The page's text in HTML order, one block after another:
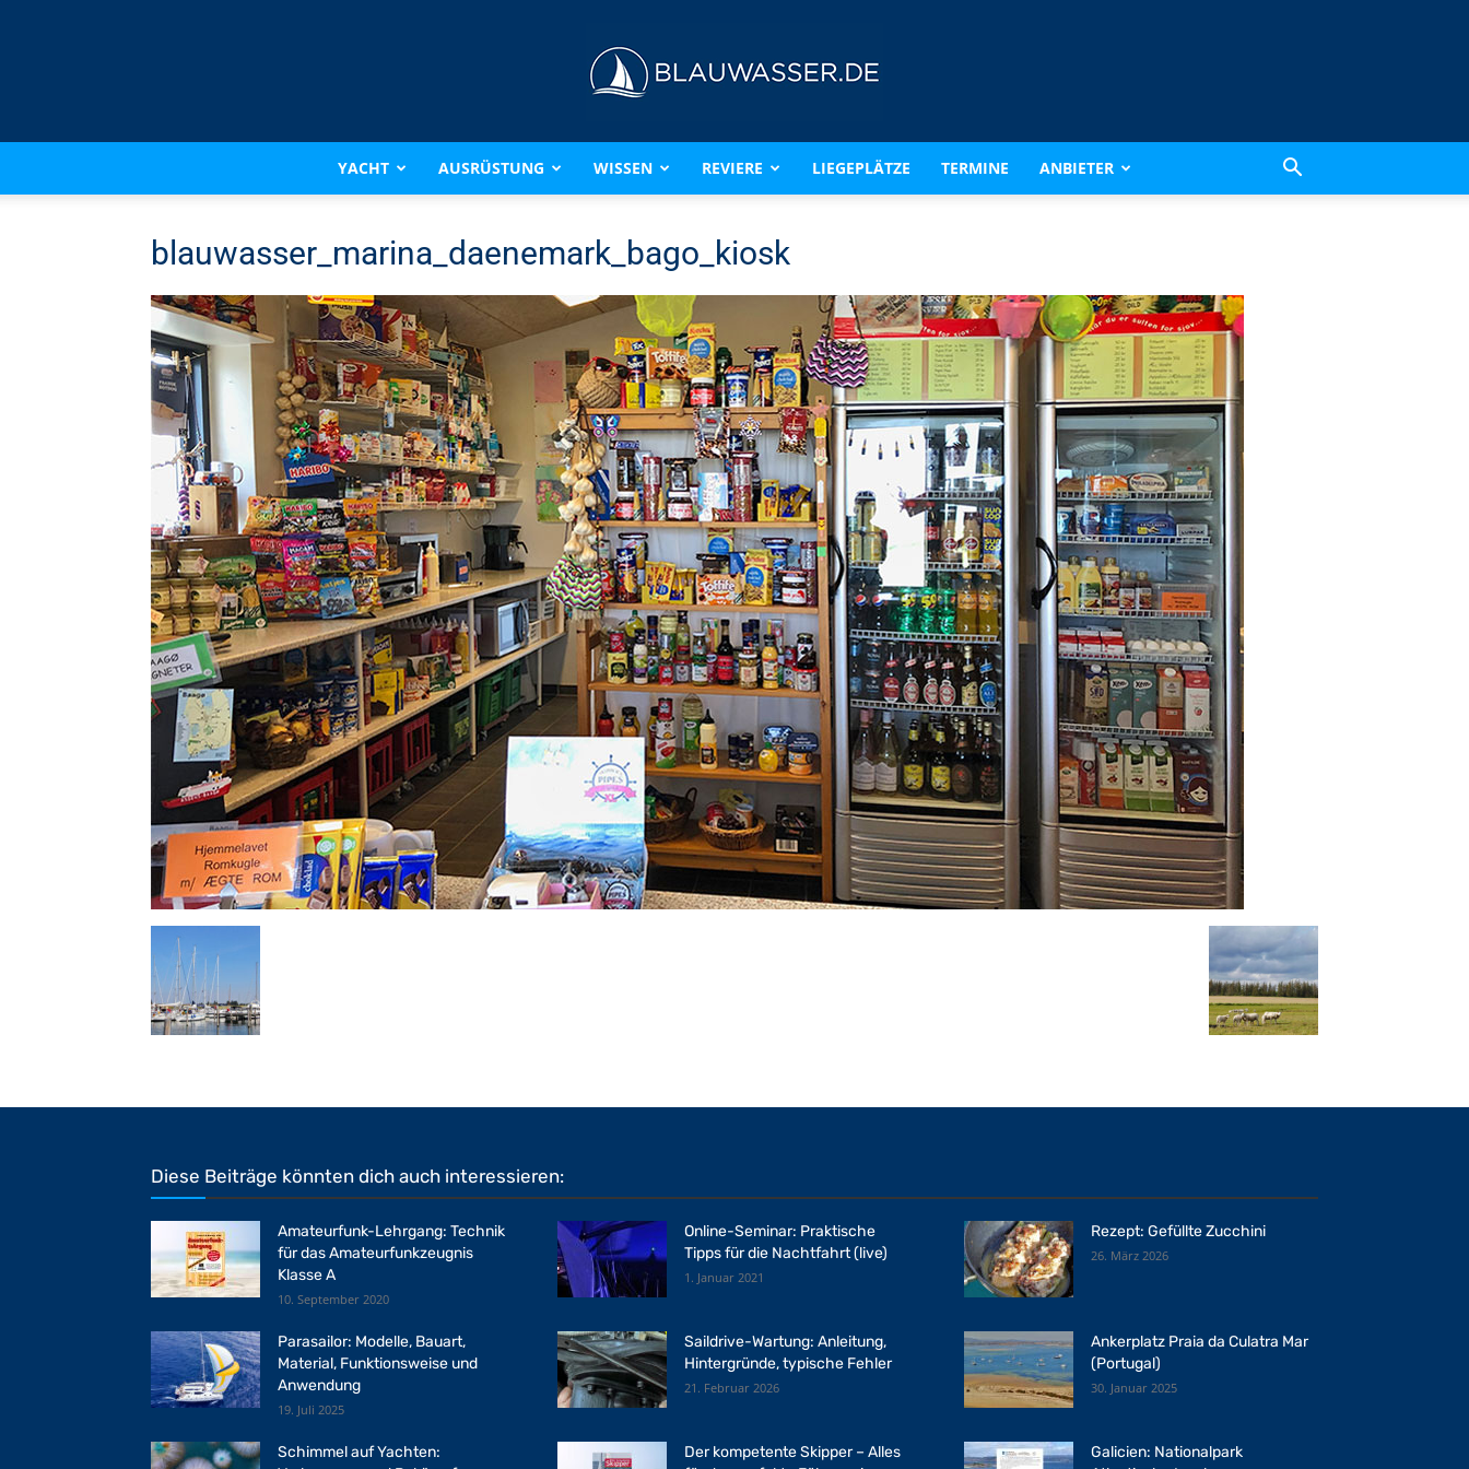
BLAUWASSER.DE
YACHT AUSRÜSTUNG WISSEN REVIERE LIEGEPLÄTZE TERMINE ANBIETER
blauwasser_marina_daenemark_bago_kiosk
Diese Beiträge könnten dich auch interessieren:
Amateurfunk-Lehrgang: Technik
für das Amateurfunkzeugnis
Klasse A
10. September 2020
Online-Seminar: Praktische
Tipps für die Nachtfahrt (live)
1. Januar 2021
Rezept: Gefüllte Zucchini
26. März 2026
Parasailor: Modelle, Bauart,
Material, Funktionsweise und
Anwendung
19. Juli 2025
Saildrive-Wartung: Anleitung,
Hintergründe, typische Fehler
21. Februar 2026
Ankerplatz Praia da Culatra Mar
(Portugal)
30. Januar 2025
Schimmel auf Yachten:
Der kompetente Skipper – Alles
Galicien: Nationalpark